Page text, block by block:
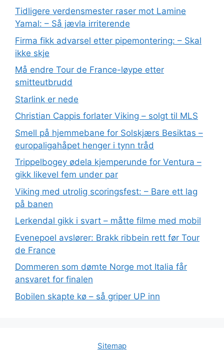
Tidligere verdensmester raser mot Lamine
Yamal: – Så jævla irriterende
Firma fikk advarsel etter pipemontering: – Skal
ikke skje
Må endre Tour de France-løype etter
smitteutbrudd
Starlink er nede
Christian Cappis forlater Viking – solgt til MLS
Smell på hjemmebane for Solskjærs Besiktas –
europaligahåpet henger i tynn tråd
Trippelbogey ødela kjemperunde for Ventura –
gikk likevel fem under par
Viking med utrolig scoringsfest: – Bare ett lag
på banen
Lerkendal gikk i svart – måtte filme med mobil
Evenepoel avslører: Brakk ribbein rett før Tour
de France
Dommeren som dømte Norge mot Italia får
ansvaret for finalen
Bobilen skapte kø – så griper UP inn
Sitemap